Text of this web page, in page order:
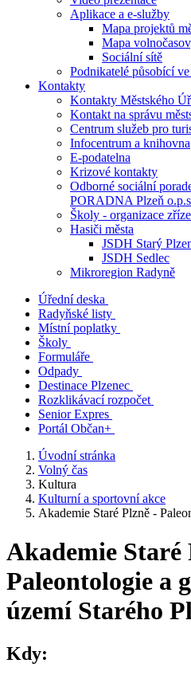
Aplikace a e-služby
Mapa projektů
Mapa
Sociální sítě
Podnikatelé působící
Kontakty
Kontakty Městského
Kontakt na správu
Centrum služeb pro
Infocentrum a knihovna
E-podatelna
Krizové kontakty
Odborné sociální
PORADNA Plzeň
Školy - organizace
Hasiči města
JSDH Starý
JSDH Sedlec
Mikroregion Radyně
Úřední deska
Radyňské listy
Místní poplatky
Školy
Formuláře
Odpady
Destinace Plzenec
Rozklikávací rozpočet
Senior Expres
Portál Občan+
Úvodní stránka
Volný čas
Kultura
Kulturní a sportovní akce
Akademie Staré Plzně -
Akademie Staré
Paleontologie a
území Starého
Kdy: